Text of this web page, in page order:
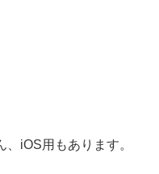
iOS用もあります。